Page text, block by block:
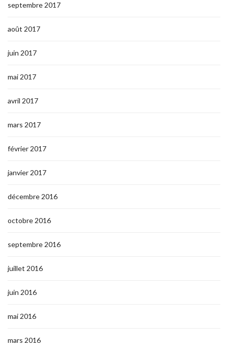
septembre 2017
août 2017
juin 2017
mai 2017
avril 2017
mars 2017
février 2017
janvier 2017
décembre 2016
octobre 2016
septembre 2016
juillet 2016
juin 2016
mai 2016
mars 2016